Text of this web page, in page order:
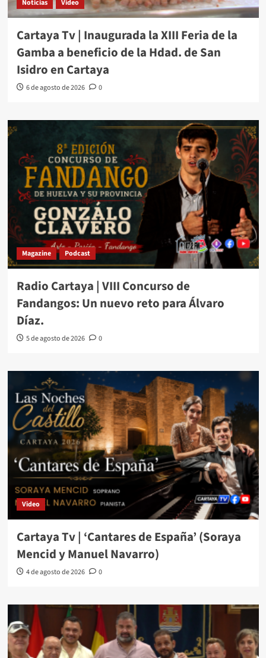
Noticias Video
Cartaya Tv | Inaugurada la XIII Feria de la
Gamba a beneficio de la Hdad. de San
Isidro en Cartaya
6 de agosto de 2026 0
Magazine Podcast
Radio Cartaya | VIII Concurso de
Fandangos: Un nuevo reto para Álvaro
Díaz.
5 de agosto de 2026 0
Video
Cartaya Tv | ‘Cantares de España’ (Soraya
Mencid y Manuel Navarro)
4 de agosto de 2026 0